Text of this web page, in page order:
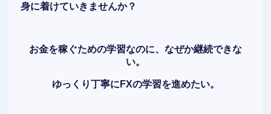
身に着けていきませんか？
お金を稼ぐための学習なのに、なぜか継続できな
い。
ゆっくり丁寧にFXの学習を進めたい。